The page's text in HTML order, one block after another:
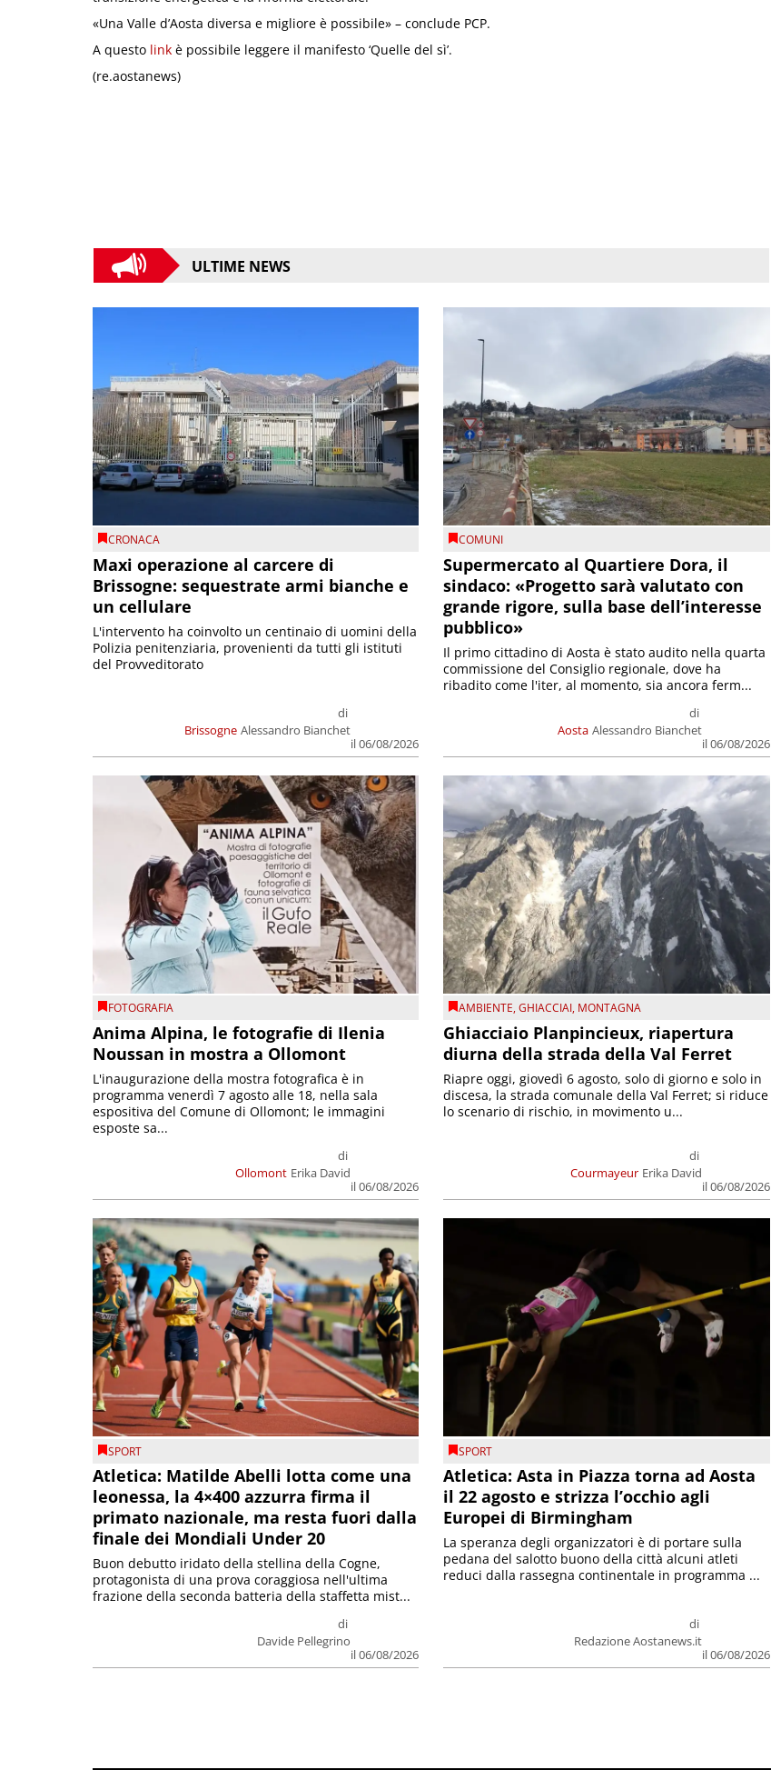
«Una Valle d’Aosta diversa e migliore è possibile» – conclude PCP.
A questo link è possibile leggere il manifesto ‘Quelle del sì’.
(re.aostanews)
ULTIME NEWS
CRONACA
Maxi operazione al carcere di
Brissogne: sequestrate armi bianche e
un cellulare
Brissogne
di
Alessandro Bianchet
il 06/08/2026
L'intervento ha coinvolto un centinaio di uomini della
Polizia penitenziaria, provenienti da tutti gli istituti
del Provveditorato
COMUNI
Supermercato al Quartiere Dora, il
sindaco: «Progetto sarà valutato con
grande rigore, sulla base dell’interesse
pubblico»
Aosta
di
Alessandro Bianchet
il 06/08/2026
Il primo cittadino di Aosta è stato audito nella quarta
commissione del Consiglio regionale, dove ha
ribadito come l'iter, al momento, sia ancora ferm...
FOTOGRAFIA
Anima Alpina, le fotografie di Ilenia
Noussan in mostra a Ollomont
Ollomont
di
Erika David
il 06/08/2026
L'inaugurazione della mostra fotografica è in
programma venerdì 7 agosto alle 18, nella sala
espositiva del Comune di Ollomont; le immagini
esposte sa...
AMBIENTE,GHIACCIAI, MONTAGNA
Ghiacciaio Planpincieux, riapertura
diurna della strada della Val Ferret
Courmayeur
di
Erika David
il 06/08/2026
Riapre oggi, giovedì 6 agosto, solo di giorno e solo in
discesa, la strada comunale della Val Ferret; si riduce
lo scenario di rischio, in movimento u...
SPORT
Atletica: Matilde Abelli lotta come una
leonessa, la 4×400 azzurra firma il
primato nazionale, ma resta fuori dalla
finale dei Mondiali Under 20
di
Davide Pellegrino
il 06/08/2026
Buon debutto iridato della stellina della Cogne,
protagonista di una prova coraggiosa nell'ultima
frazione della seconda batteria della staffetta mist...
SPORT
Atletica: Asta in Piazza torna ad Aosta
il 22 agosto e strizza l’occhio agli
Europei di Birmingham
di
Redazione Aostanews.it
il 06/08/2026
La speranza degli organizzatori è di portare sulla
pedana del salotto buono della città alcuni atleti
reduci dalla rassegna continentale in programma ...